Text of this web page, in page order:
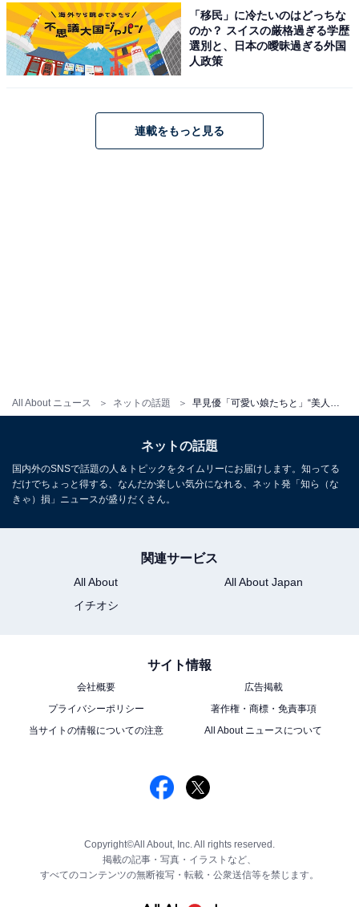
All About ニュース ネットの話題
「移民」に冷たいのはどっちな
のか？ スイスの厳格過ぎる学歴
選別と、日本の曖昧過ぎる外国
人政策
連載をもっと見る
ネットの話題
国内外のSNSで話題の人＆トピックをタイムリーにお届けします。知ってる
だけでちょっと得する、なんだか楽しい気分になれる、ネット発「知ら（な
きゃ）損」ニュースが盛りだくさん。
関連サービス
All About
All About Japan
イチオシ
サイト情報
会社概要
広告掲載
プライバシーポリシー
著作権・商標・免責事項
当サイトの情報についての注意
All About ニュースについて
Copyright©All About, Inc. All rights reserved.
掲載の記事・写真・イラストなど、
すべてのコンテンツの無断複写・転載・公衆送信等を禁じます。